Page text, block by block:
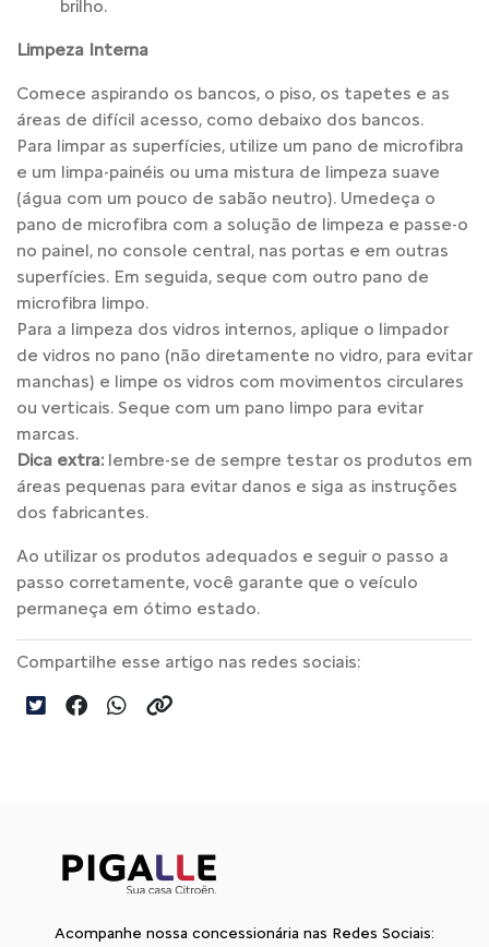
brilho.
Limpeza Interna
Comece aspirando os bancos, o piso, os tapetes e as
áreas de difícil acesso, como debaixo dos bancos.
Para limpar as superfícies, utilize um pano de microfibra
e um limpa-painéis ou uma mistura de limpeza suave
(água com um pouco de sabão neutro). Umedeça o
pano de microfibra com a solução de limpeza e passe-o
no painel, no console central, nas portas e em outras
superfícies. Em seguida, seque com outro pano de
microfibra limpo.
Para a limpeza dos vidros internos, aplique o limpador
de vidros no pano (não diretamente no vidro, para evitar
manchas) e limpe os vidros com movimentos circulares
ou verticais. Seque com um pano limpo para evitar
marcas.
Dica extra: lembre-se de sempre testar os produtos em
áreas pequenas para evitar danos e siga as instruções
dos fabricantes.
Ao utilizar os produtos adequados e seguir o passo a
passo corretamente, você garante que o veículo
permaneça em ótimo estado.
Compartilhe esse artigo nas redes sociais:
Acompanhe nossa concessionária nas Redes Sociais: